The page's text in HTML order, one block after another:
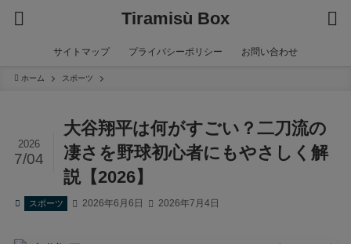
Tiramisù Box
サイトマップ プライバシーポリシー お問い合わせ
ホーム スポーツ
大谷翔平は何がすごい？二刀流の
凄さを野球初心者にもやさしく解
説【2026】
2026
7/04
スポーツ 2026年6月6日 2026年7月4日